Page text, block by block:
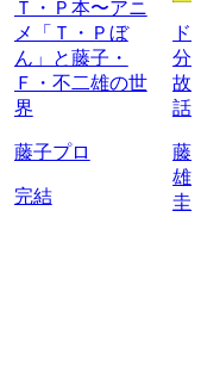
Ｔ・Ｐ本〜アニ
メ「Ｔ・Ｐぼ
ん」と藤子・
Ｆ・不二雄の世
界
藤子プロ
完結
分
故
話
藤
雄/
圭